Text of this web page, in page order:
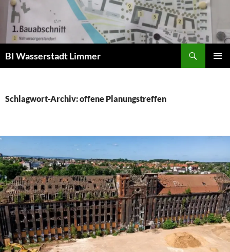
Zum
Inhalt
springen
BI Wasserstadt Limmer
Schlagwort-Archiv: offene Planungstreffen